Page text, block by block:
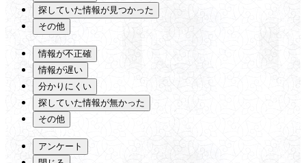
探していた情報が見つかった
その他
情報が不正確
情報が遅い
分かりにくい
探していた情報が無かった
その他
アンケート